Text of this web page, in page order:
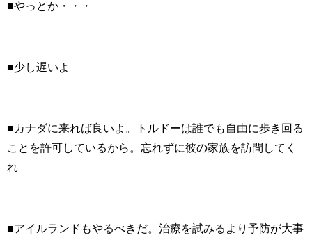
■やっとか・・・
■少し遅いよ
■カナダに来れば良いよ。トルドーは誰でも自由に歩き回る
ことを許可しているから。忘れずに彼の家族を訪問してく
れ
■アイルランドもやるべきだ。治療を試みるより予防が大事